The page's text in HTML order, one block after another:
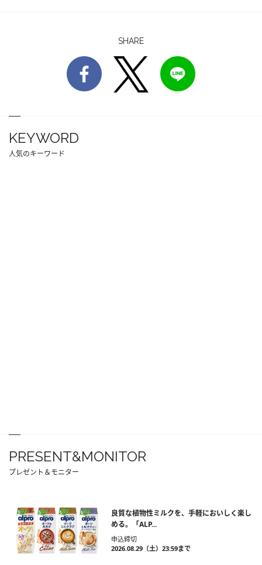
SHARE
KEYWORD
人気のキーワード
PRESENT&MONITOR
プレゼント＆モニター
良質な植物性ミルクを、手軽においしく楽し
める。「ALP...
申込締切
2026.08.29（土）23:59まで